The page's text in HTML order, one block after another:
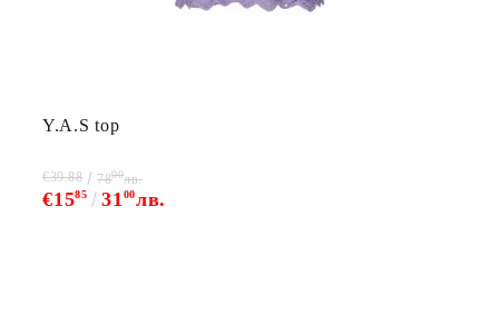
Y.A.S top
€1585 31 00лв.
€39.88 7800лв.